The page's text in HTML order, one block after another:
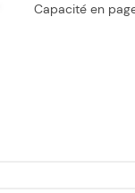
Capacité en